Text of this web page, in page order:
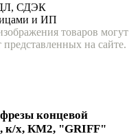
ДЛ, СДЭК
и ИП
товаров могут
представленных на сайте.
концевой
к/х, КМ2, "GRIFF"